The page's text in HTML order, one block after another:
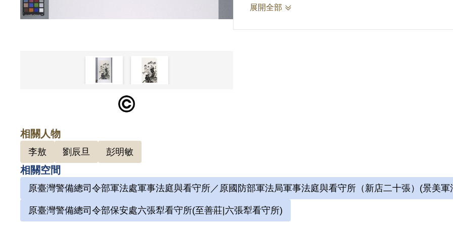
域，乃自稱「六大山人」。1975年經上訴及國
月，減刑為有期徒刑5年8個月，1976年刑滿出獄
展開全部
相關人物
李敖 劉辰旦 彭明敏
相關空間
原臺灣警備總司令部軍法處軍事法庭與看守所／原國防部軍法局軍事法庭與看守所（新店二十張）(景美軍
原臺灣警備總司令部保安處六張犁看守所(至善莊|六張犁看守所)